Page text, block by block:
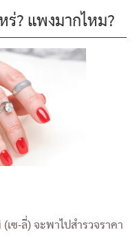
ร่? แพงมากไหม?
ซ-ลี่) จะพาไปสำรวจราคา